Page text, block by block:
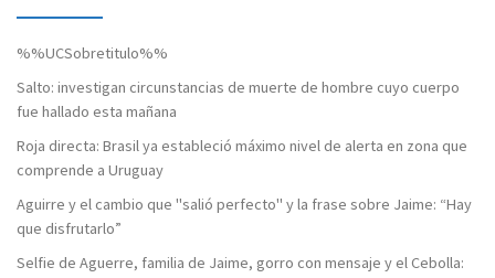
%%UCSobretitulo%%
Salto: investigan circunstancias de muerte de hombre cuyo cuerpo
fue hallado esta mañana
Roja directa: Brasil ya estableció máximo nivel de alerta en zona que
comprende a Uruguay
Aguirre y el cambio que "salió perfecto" y la frase sobre Jaime: “Hay
que disfrutarlo”
Selfie de Aguerre, familia de Jaime, gorro con mensaje y el Cebolla: